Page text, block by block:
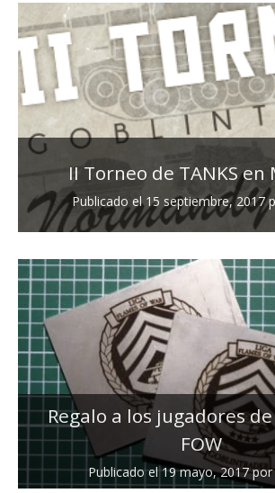
II Torneo de TANKS en
Publicado el15 septiembre, 2017
Regalo a los jugadores
FOW
Publicado el19 mayo, 2017por